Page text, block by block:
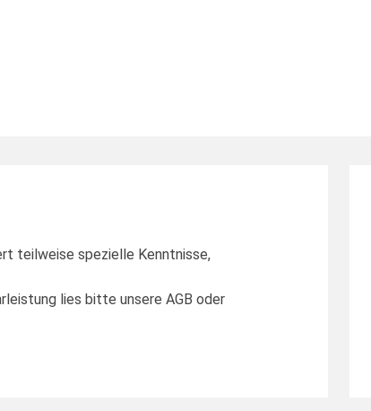
teilweise spezielle Kenntnisse,
lies bitte unsere AGB oder